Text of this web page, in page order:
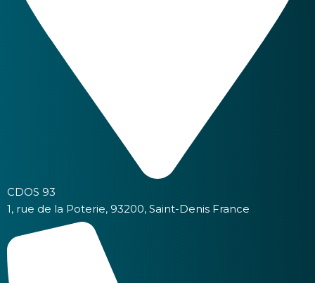
CDOS 93
1, rue de la Poterie, 93200, Saint-Denis France